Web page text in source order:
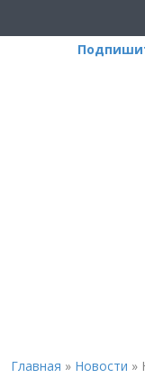
Главная » Новости »